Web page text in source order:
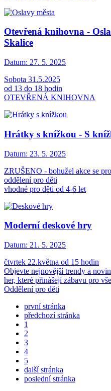
Otevřená knihovna -
Skalice
Datum: 27. 5. 2025
Sobota 31.5.2025
od 13 do 18 hodin
OTEVŘENÁ KNIHOVNA
Hrátky s knížkou - S
Datum: 23. 5. 2025
ZRUŠENO - bohužel akce se
oddělení pro děti
vhodné pro děti od 4-6 let
Moderní deskové hry
Datum: 21. 5. 2025
čtvrtek 22.května od 15 hodin
Objevte nejnovější trendy a
her, které přinášejí zábavu pro
Oddělení pro děti
první stránka
předchozí stránka
1
2
3
4
5
další stránka
poslední stránka